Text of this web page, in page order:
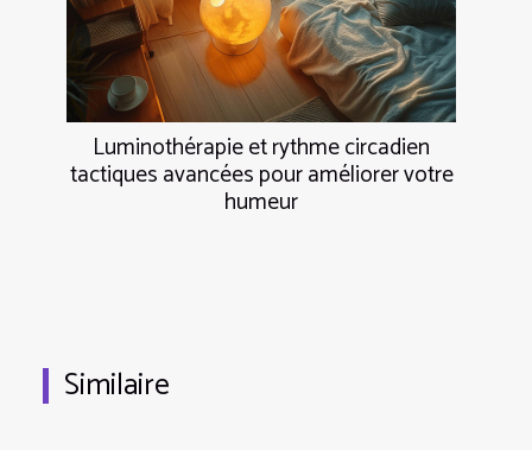
Luminothérapie et rythme circadien
tactiques avancées pour améliorer votre
humeur
Similaire